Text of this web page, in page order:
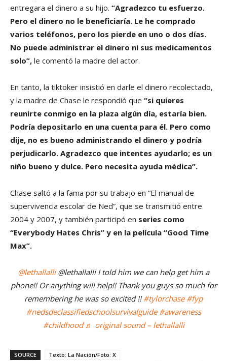
entregara el dinero a su hijo. “Agradezco tu esfuerzo.
Pero el dinero no le beneficiaría. Le he comprado
varios teléfonos, pero los pierde en uno o dos días.
No puede administrar el dinero ni sus medicamentos
solo”, le comentó la madre del actor.
En tanto, la tiktoker insistió en darle el dinero recolectado,
y la madre de Chase le respondió que “si quieres
reunirte conmigo en la plaza algún día, estaría bien.
Podría depositarlo en una cuenta para él. Pero como
dije, no es bueno administrando el dinero y podría
perjudicarlo. Agradezco que intentes ayudarlo; es un
niño bueno y dulce. Pero necesita ayuda médica”.
Chase saltó a la fama por su trabajo en “El manual de
supervivencia escolar de Ned”, que se transmitió entre
2004 y 2007, y también participó en series como
“Everybody Hates Chris” y en la película “Good Time
Max”.
@lethallalli@lethallalli I told him we can help get him a
phone!! Or anything will help!! Thank you guys so much for
remembering he was so excited !!#tylorchase #fyp
#nedsdeclassifiedschoolsurvivalguide #awareness
#childhood ♬ original sound – lethallalli
SOURCE
Texto: La Nación/Foto: X